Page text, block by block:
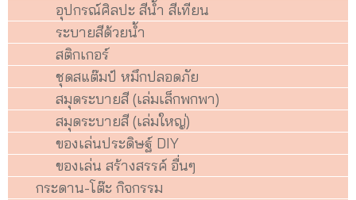
อุปกรณ์ศิลปะ สีน้ำ สีเทียน
ระบายสีด้วยน้ำ
สติกเกอร์
ชุดสแต๊มป์ หมึกปลอดภัย
สมุดระบายสี (เล่มเล็กพกพา)
สมุดระบายสี (เล่มใหญ่)
ของเล่นประดิษฐ์ DIY
ของเล่น สร้างสรรค์ อื่นๆ
กระดาน-โต๊ะ กิจกรรม